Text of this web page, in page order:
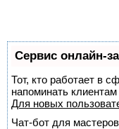
Сервис онлайн-
Тот, кто работает в
напоминать
Для новых
Чат-бот для